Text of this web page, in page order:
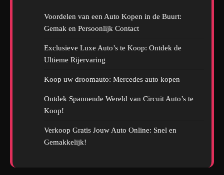
Voordelen van een Auto Kopen in de Buurt:
Gemak en Persoonlijk Contact
Exclusieve Luxe Auto’s te Koop: Ontdek de
Ultieme Rijervaring
Koop uw droomauto: Mercedes auto kopen
Ontdek Spannende Wereld van Circuit Auto’s te
Koop!
Verkoop Gratis Jouw Auto Online: Snel en
Gemakkelijk!